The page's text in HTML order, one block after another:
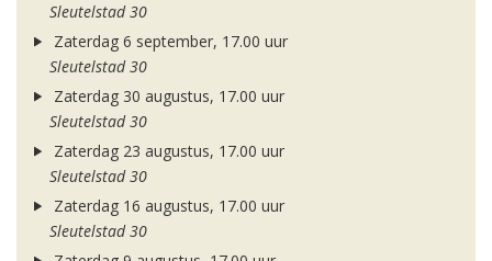
Sleutelstad 30
Zaterdag 6 september, 17.00 uur
Sleutelstad 30
Zaterdag 30 augustus, 17.00 uur
Sleutelstad 30
Zaterdag 23 augustus, 17.00 uur
Sleutelstad 30
Zaterdag 16 augustus, 17.00 uur
Sleutelstad 30